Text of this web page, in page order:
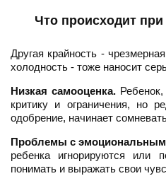
Что происходит
Другая крайность -
холодность - тоже наносит
Низкая самооценка.
критику и ограничения, но
одобрение, начинает
Проблемы с эмоциональным
ребенка игнорируются или
понимать и выражать свои